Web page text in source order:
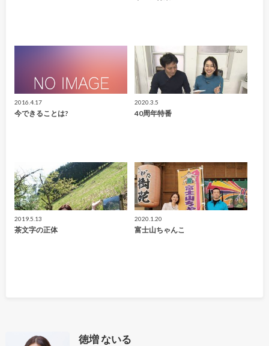
2016.4.17
今できることは?
2020.3.5
40周年特番
2019.5.13
茶文字の正体
2020.1.20
富士山ちゃんこ
徳増 ないる